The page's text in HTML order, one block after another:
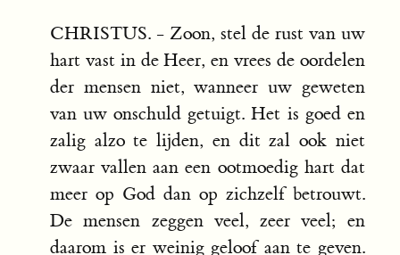
CHRISTUS. - Zoon, stel de rust van uw
hart vast in de Heer, en vrees de oordelen
der mensen niet, wanneer uw geweten
van uw onschuld getuigt. Het is goed en
zalig alzo te lijden, en dit zal ook niet
zwaar vallen aan een ootmoedig hart dat
meer op God dan op zichzelf betrouwt.
De mensen zeggen veel, zeer veel; en
daarom is er weinig geloof aan te geven.